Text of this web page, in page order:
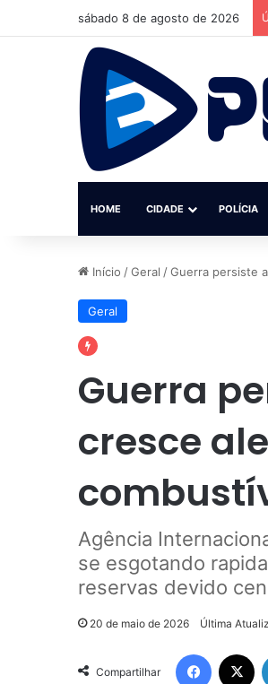
sábado 8 de agosto de 2026
HOME CIDADE POLÍCIA
Início /Geral /Guerra persiste
Geral
Guerra
cresce
Agência
se esgotando
reservas devido
20 de maio de 2026 Última
Compartilhar
Facebook